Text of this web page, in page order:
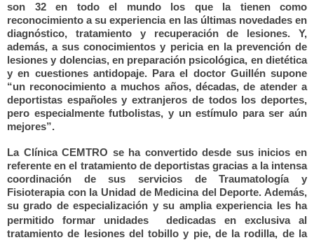
son 32 en todo el mundo los que la tienen como
reconocimiento a su experiencia en las últimas novedades en
diagnóstico, tratamiento y recuperación de lesiones. Y,
además, a sus conocimientos y pericia en la prevención de
lesiones y dolencias, en preparación psicológica, en dietética
y en cuestiones antidopaje. Para el doctor Guillén supone
“un reconocimiento a muchos años, décadas, de atender a
deportistas españoles y extranjeros de todos los deportes,
pero especialmente futbolistas, y un estímulo para ser aún
mejores”.
La Clínica CEMTRO se ha convertido desde sus inicios en
referente en el tratamiento de deportistas gracias a la intensa
coordinación de sus servicios de Traumatología y
Fisioterapia con la Unidad de Medicina del Deporte. Además,
su grado de especialización y su amplia experiencia les ha
permitido formar unidades
dedicadas en exclusiva al
tratamiento de lesiones del tobillo y pie, de la rodilla, de la